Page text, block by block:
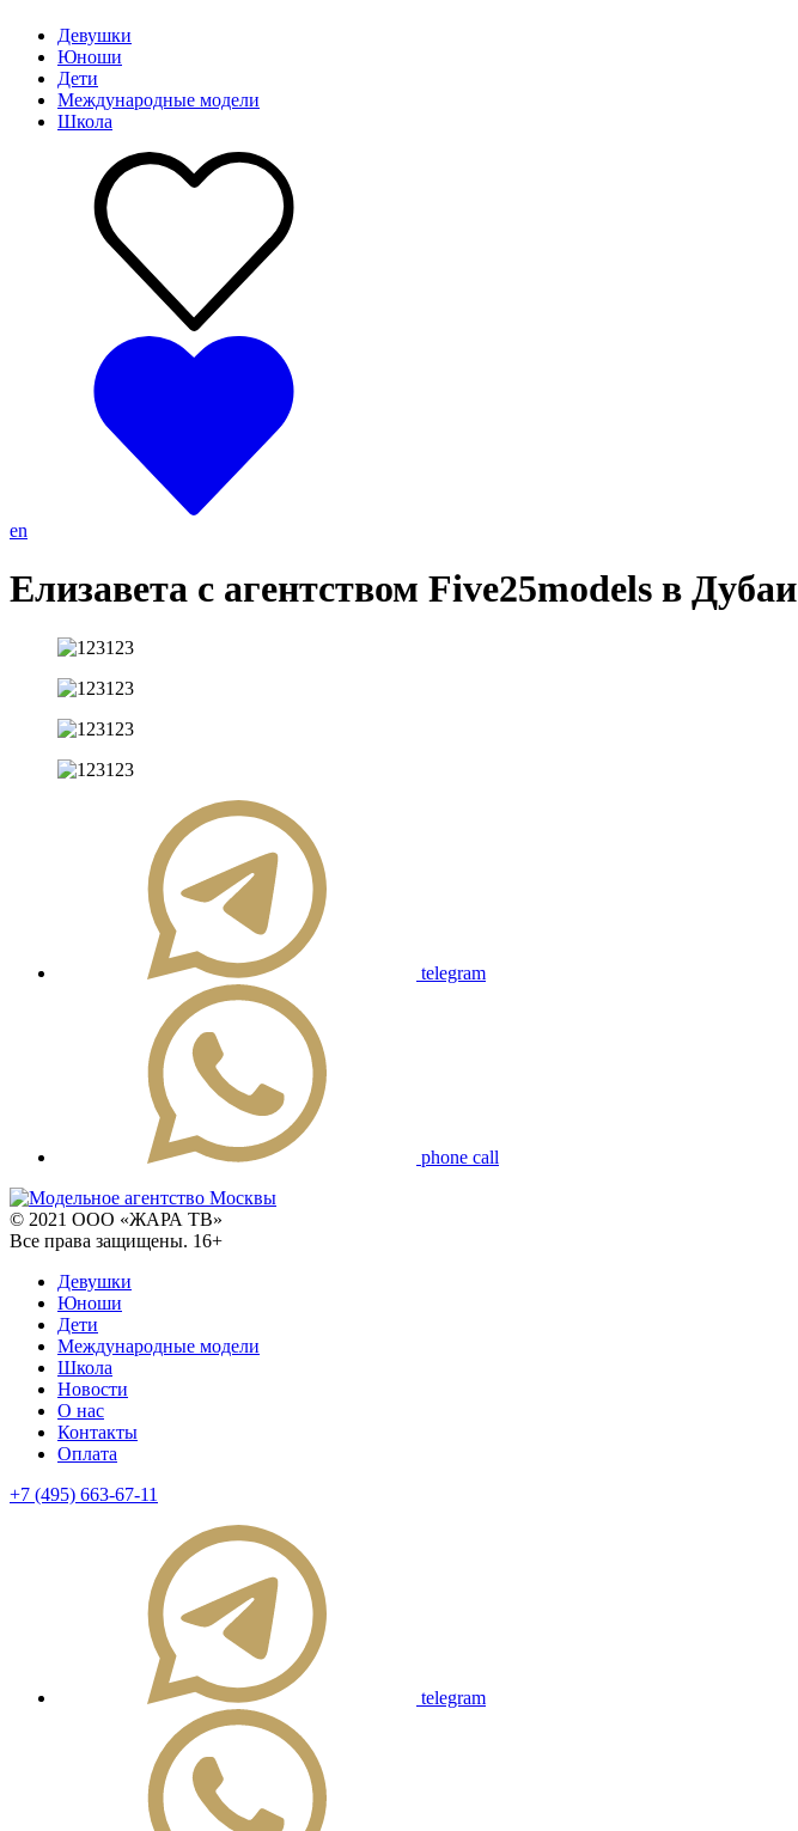
Девушки
Юноши
Дети
Международные модели
Школа
en
Елизавета с агентством Five25models в Дубаи
telegram
phone call
© 2021 ООО «ЖАРА ТВ»
Все права защищены. 16+
Девушки
Юноши
Дети
Международные модели
Школа
Новости
О нас
Контакты
Оплата
+7 (495) 663-67-11
telegram